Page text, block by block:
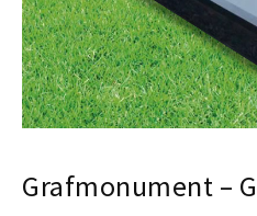
Grafmonument –